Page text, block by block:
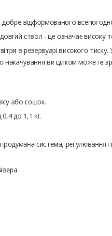
відформованого
ствол - це означає високу
в резервуарі високого
ви цілком можете
або сошок.
до 1,1 кг.
продумана система,